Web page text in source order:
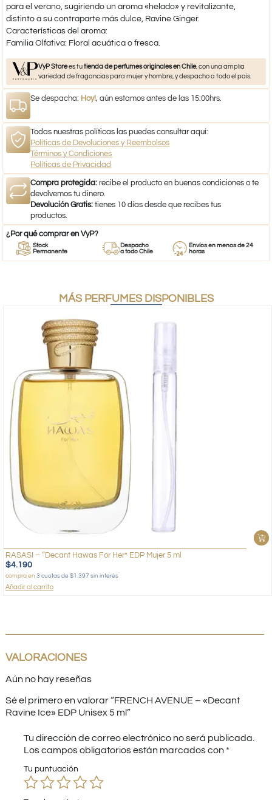
para el verano, sugiriendo un aroma «helado» y revitalizante,
distinto a su contraparte más dulce, Ravine Ginger.
Características del aroma:
Familia Olfativa: Floral acuática o fresca.
VyP Storees tutienda de perfumes originales en Chile, con una amplia
variedad de fragancias para mujer y hombre, y despacho a todo el país.
Se despacha: Hoy!, aún estamos antes de las 15:00hrs.
Todas nuestras políticas las puedes consultar aquí:
Políticas de Devoluciones y Reembolsos
Términos y Condiciones
Políticas de Privacidad
Compra protegida: recibe el producto en buenas condiciones o te
devolvemos tu dinero.
Devolución Gratis: tienes 10 días desde que recibes tus
productos.
¿Por qué comprar en VyP?
Stock
Permanente
Despacho
a todo Chile
Envíos en menos de 24
horas
MÁS PERFUMES DISPONIBLES
RASASI – “Decant Hawas For Her” EDP Mujer 5 ml
$4.190
compra en 3 cuotas de $1.397 sin interés
Añadir al carrito
VALORACIONES
Aún no hay reseñas
Sé el primero en valorar “FRENCH AVENUE – «Decant
Ravine Ice» EDP Unisex 5 ml”
Tu dirección de correo electrónico no será publicada.
Los campos obligatorios están marcados con *
Tu puntuación